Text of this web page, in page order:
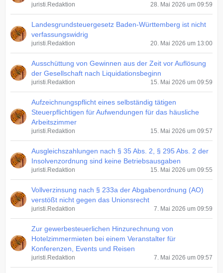
juristi.Redaktion 28. Mai 2026 um 09:59
Landesgrundsteuergesetz Baden-Württemberg ist nicht
verfassungswidrig
juristi.Redaktion 20. Mai 2026 um 13:00
Ausschüttung von Gewinnen aus der Zeit vor Auflösung
der Gesellschaft nach Liquidationsbeginn
juristi.Redaktion 15. Mai 2026 um 09:59
Aufzeichnungspflicht eines selbständig tätigen
Steuerpflichtigen für Aufwendungen für das häusliche
Arbeitszimmer
juristi.Redaktion 15. Mai 2026 um 09:57
Ausgleichszahlungen nach § 35 Abs. 2, § 295 Abs. 2 der
Insolvenzordnung sind keine Betriebsausgaben
juristi.Redaktion 15. Mai 2026 um 09:55
Vollverzinsung nach § 233a der Abgabenordnung (AO)
verstößt nicht gegen das Unionsrecht
juristi.Redaktion 7. Mai 2026 um 09:59
Zur gewerbesteuerlichen Hinzurechnung von
Hotelzimmermieten bei einem Veranstalter für
Konferenzen, Events und Reisen
juristi.Redaktion 7. Mai 2026 um 09:57